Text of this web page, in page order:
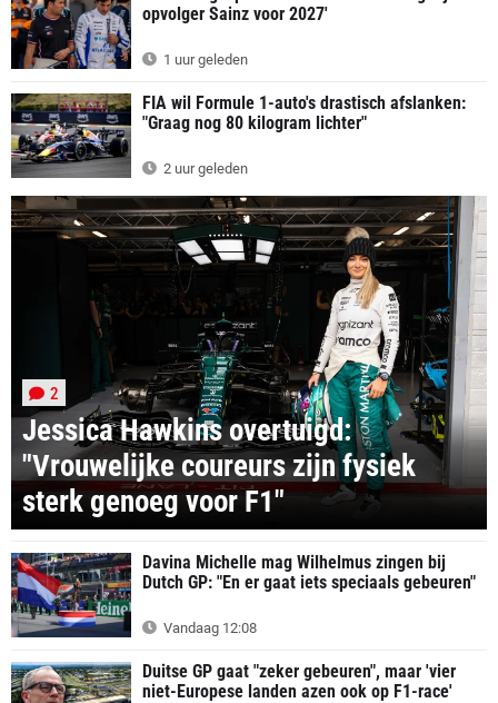
opvolger Sainz voor 2027'
1 uur geleden
FIA wil Formule 1-auto's drastisch afslanken:
"Graag nog 80 kilogram lichter"
2 uur geleden
Jessica Hawkins overtuigd:
"Vrouwelijke coureurs zijn fysiek
sterk genoeg voor F1"
2
Davina Michelle mag Wilhelmus zingen bij
Dutch GP: "En er gaat iets speciaals gebeuren"
Vandaag 12:08
Duitse GP gaat "zeker gebeuren", maar 'vier
niet-Europese landen azen ook op F1-race'